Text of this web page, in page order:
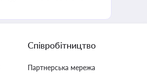
Співробітництво
Партнерська мережа